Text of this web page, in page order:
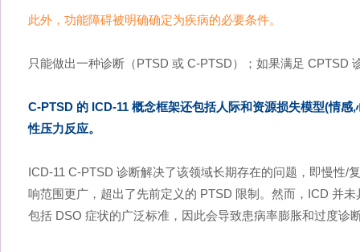
此外，功能障碍被明确确定为疾病的必要条件。
只能做出一种诊断（PTSD 或 C-PTSD）；如果满足 CPTSD
C-PTSD 的 ICD-11 概念框架还包括人际和资源损失模型(情
性压力反应。
ICD-11 C-PTSD 诊断解决了该领域长期存在的问题，即慢性/
响范围更广，超出了先前定义的 PTSD 限制。然而，ICD 并
包括 DSO 症状的广泛标准，因此会导致患病率膨胀和过度诊